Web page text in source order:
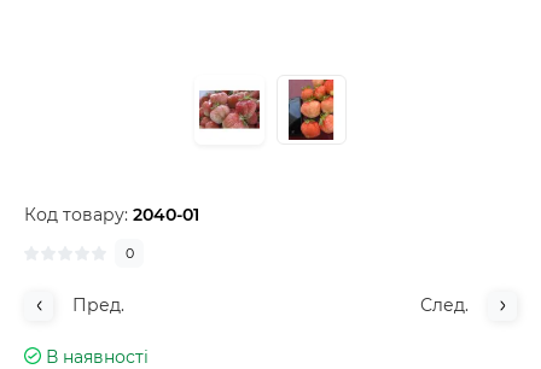
Код товару: 2040-01
0
Пред. След.
В наявності